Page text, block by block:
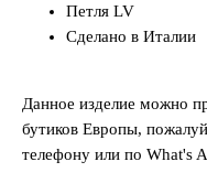
Петля LV
Сделано в Италии
Данное изделие можно
бутиков Европы,
телефону или по What's